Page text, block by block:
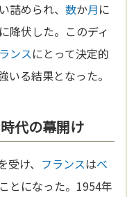
詰められ、数か月に
降伏した。このディ
ンスにとって決定的
いる結果となった。
代の幕開け
け、 フランスはベ
とになった。1954年